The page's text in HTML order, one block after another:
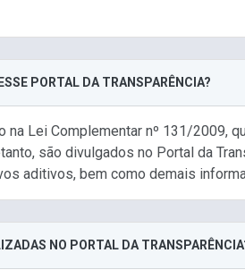
PORTAL DA TRANSPARÊNCIA?
Lei Complementar nº 131/2009,
são divulgados no Portal da
aditivos, bem como demais
NO PORTAL DA